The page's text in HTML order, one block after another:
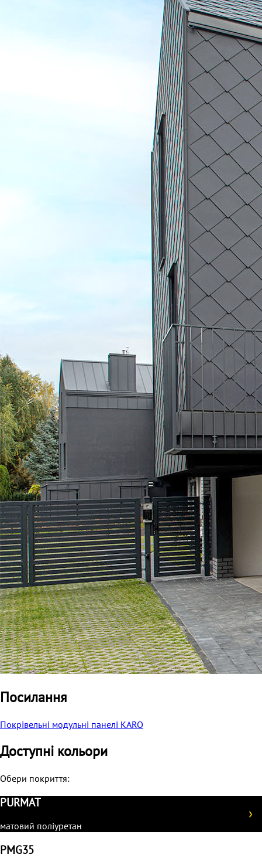
Посилання
Покрівельні модульні панелі KARO
Доступні кольори
Обери покриття:
PURMAT
матовий поліуретан
PMG35